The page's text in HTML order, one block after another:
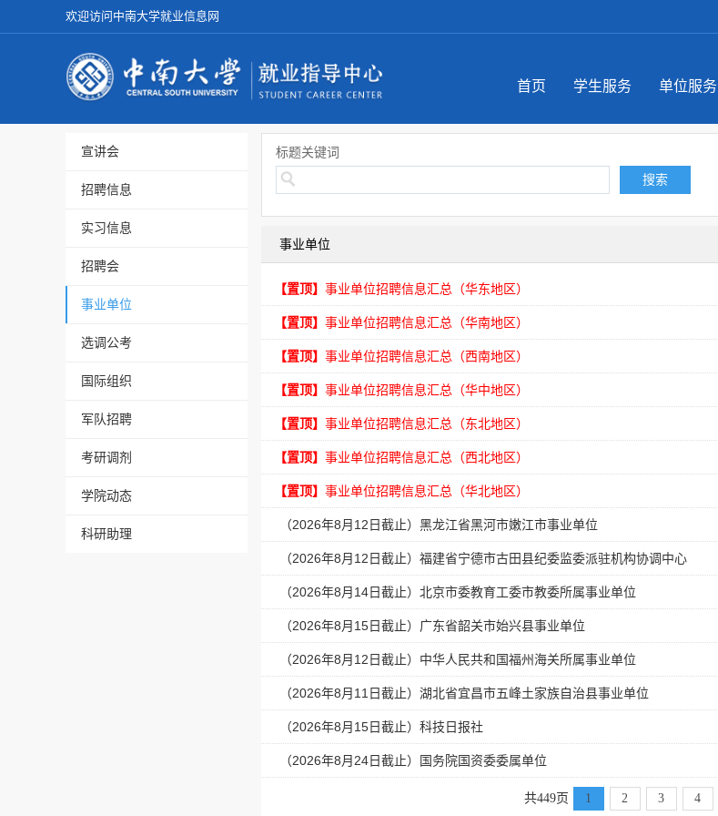
欢迎访问中南大学就业信息网
首页 学生服务 单位服务
宣讲会
招聘信息
实习信息
招聘会
事业单位
选调公考
国际组织
军队招聘
考研调剂
学院动态
科研助理
标题关键词
搜索
事业单位
【置顶】 事业单位招聘信息汇总（华东地区）
【置顶】 事业单位招聘信息汇总（华南地区）
【置顶】 事业单位招聘信息汇总（西南地区）
【置顶】 事业单位招聘信息汇总（华中地区）
【置顶】 事业单位招聘信息汇总（东北地区）
【置顶】 事业单位招聘信息汇总（西北地区）
【置顶】 事业单位招聘信息汇总（华北地区）
（2026年8月12日截止）黑龙江省黑河市嫩江市事业单位
（2026年8月12日截止）福建省宁德市古田县纪委监委派驻机构协调中心
（2026年8月14日截止）北京市委教育工委市教委所属事业单位
（2026年8月15日截止）广东省韶关市始兴县事业单位
（2026年8月12日截止）中华人民共和国福州海关所属事业单位
（2026年8月11日截止）湖北省宜昌市五峰土家族自治县事业单位
（2026年8月15日截止）科技日报社
（2026年8月24日截止）国务院国资委委属单位
共449页 1 2 3 4